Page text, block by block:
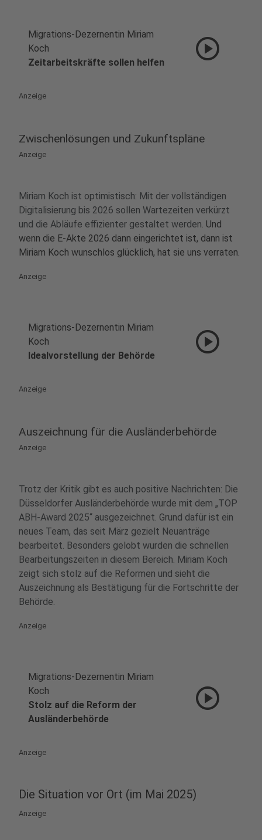
Migrations-Dezernentin Miriam
Koch
Zeitarbeitskräfte sollen helfen
play_circle
Anzeige
Zwischenlösungen und Zukunftspläne
Anzeige
Miriam Koch ist optimistisch: Mit der vollständigen
Digitalisierung bis 2026 sollen Wartezeiten verkürzt
und die Abläufe effizienter gestaltet werden. Und
wenn die E-Akte 2026 dann eingerichtet ist, dann ist
Miriam Koch wunschlos glücklich, hat sie uns verraten.
Anzeige
Migrations-Dezernentin Miriam
Koch
Idealvorstellung der Behörde
play_circle
Anzeige
Auszeichnung für die Ausländerbehörde
Anzeige
Trotz der Kritik gibt es auch positive Nachrichten: Die
Düsseldorfer Ausländerbehörde wurde mit dem „TOP
ABH-Award 2025“ ausgezeichnet. Grund dafür ist ein
neues Team, das seit März gezielt Neuanträge
bearbeitet. Besonders gelobt wurden die schnellen
Bearbeitungszeiten in diesem Bereich. Miriam Koch
zeigt sich stolz auf die Reformen und sieht die
Auszeichnung als Bestätigung für die Fortschritte der
Behörde.
Anzeige
Migrations-Dezernentin Miriam
Koch
Stolz auf die Reform der
Ausländerbehörde
play_circle
Anzeige
Die Situation vor Ort (im Mai 2025)
Anzeige